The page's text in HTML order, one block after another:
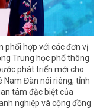
phối hợp với các đơn vị
Trung học phổ thông
phát triển mới cho
Nam Đàn nói riêng, tỉnh
tâm đặc biệt của
nghiệp và cộng đồng